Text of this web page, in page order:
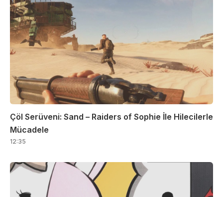
Çöl Serüveni: Sand – Raiders of Sophie İle Hilecilerle
Mücadele
12:35